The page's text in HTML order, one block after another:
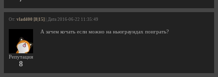
От: vlad400 [8|15] | Дата 2016-06-22 11:35:49
Репутация
8
А зачем кочать если можно на ньюграундах поиграть?